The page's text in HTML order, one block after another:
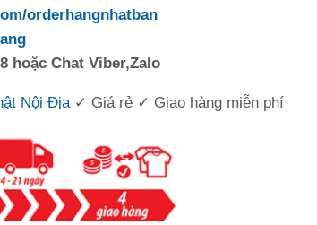
orderhangnhatban
hoặc Chat Viber,Zalo
Nội Địa ✓ Giá rẻ ✓ Giao hàng miễn phí